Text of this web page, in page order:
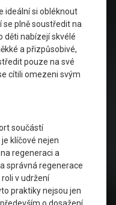
ideální si obléknout
se plně soustředit na
děti nabízejí skvélé
a přizpůsobivé,
pouze na své
cítili omezeni svým
součástí
klíčové nejen
regeneraci a
správná regenerace
v udržení
praktiky nejsou jen